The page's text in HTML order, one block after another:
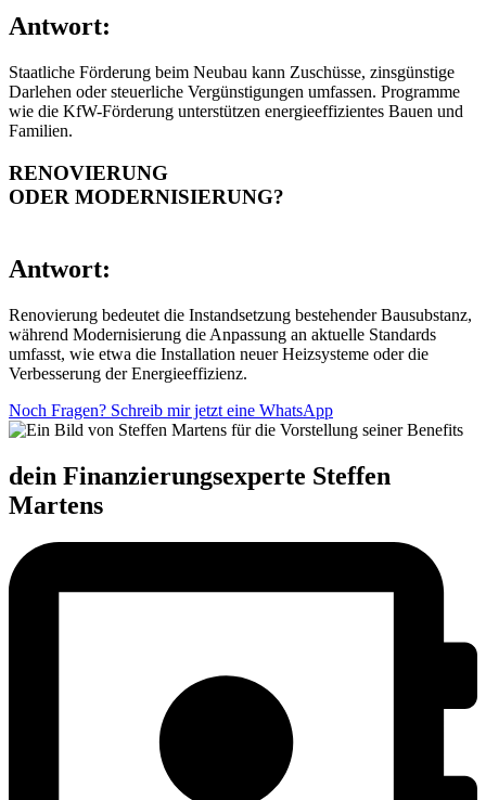
Antwort:
Staatliche Förderung beim Neubau kann Zuschüsse, zinsgünstige
Darlehen oder steuerliche Vergünstigungen umfassen. Programme
wie die KfW-Förderung unterstützen energieeffizientes Bauen und
Familien.
RENOVIERUNG
ODER MODERNISIERUNG?
Antwort:
Renovierung bedeutet die Instandsetzung bestehender Bausubstanz,
während Modernisierung die Anpassung an aktuelle Standards
umfasst, wie etwa die Installation neuer Heizsysteme oder die
Verbesserung der Energieeffizienz.
Noch Fragen? Schreib mir jetzt eine WhatsApp
dein Finanzierungsexperte Steffen
Martens